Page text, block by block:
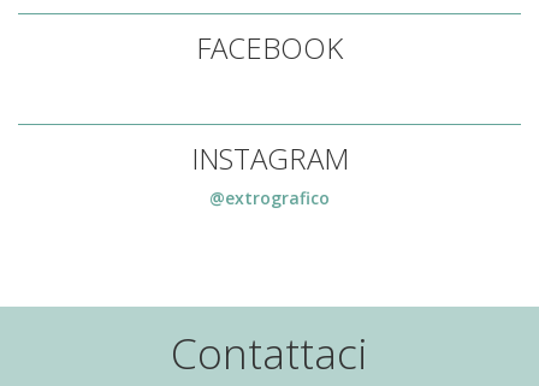
FACEBOOK
INSTAGRAM
@extrografico
Contattaci